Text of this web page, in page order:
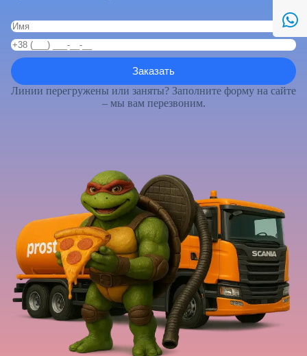
Линии перегружены или заняты? Заполните форму на сайте
– мы вам перезвоним.